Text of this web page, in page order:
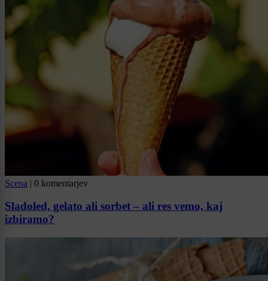
Scena | 0 komentarjev
Sladoled, gelato ali sorbet – ali res vemo, kaj
izbiramo?